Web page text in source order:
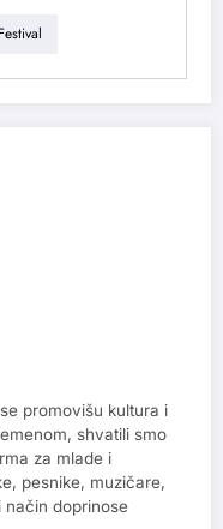
promovišu kultura i
shvatili smo
za mlade i
pesnike, muzičare,
način doprinose